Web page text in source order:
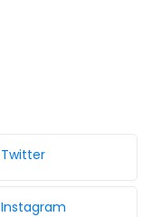
Twitter
Instagram